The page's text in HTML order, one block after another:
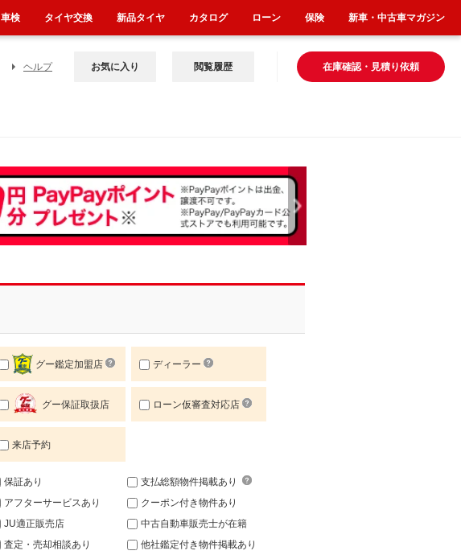
ヘルプ 在庫確認・見積り依頼
お気に入り 閲覧履歴
グー鑑定加盟店 ディーラー
グー保証取扱店 ローン仮審査対応店
来店予約
保証あり
アフターサービスあり
JU適正販売店
査定・売却相談あり
支払総額物件掲載あり
クーポン付き物件あり
中古自動車販売士が在籍
他社鑑定付き物件掲載あり
車検 タイヤ交換 新品タイヤ カタログ ローン 保険 新車・中古車マガジン